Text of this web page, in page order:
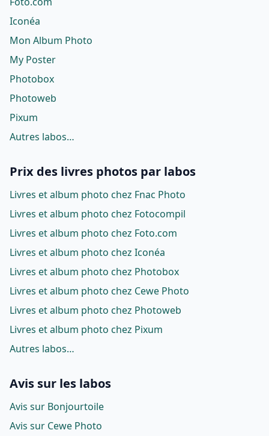
Iconéa
Mon Album Photo
My Poster
Photobox
Photoweb
Pixum
Autres labos…
Prix des livres photos par labos
Livres et album photo chez Fnac Photo
Livres et album photo chez Fotocompil
Livres et album photo chez Foto.com
Livres et album photo chez Iconéa
Livres et album photo chez Photobox
Livres et album photo chez Cewe Photo
Livres et album photo chez Photoweb
Livres et album photo chez Pixum
Autres labos…
Avis sur les labos
Avis sur Bonjourtoile
Avis sur Cewe Photo